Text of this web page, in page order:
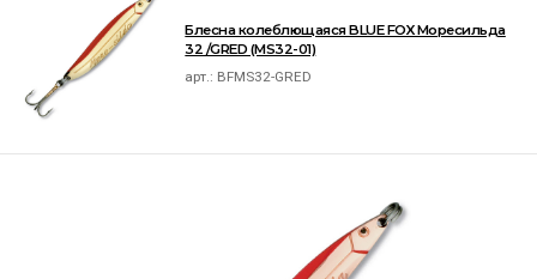
Блесна колеблющаяся BLUE FOX Моресильда
32 /GRED (MS32-01)
арт.: BFMS32-GRED